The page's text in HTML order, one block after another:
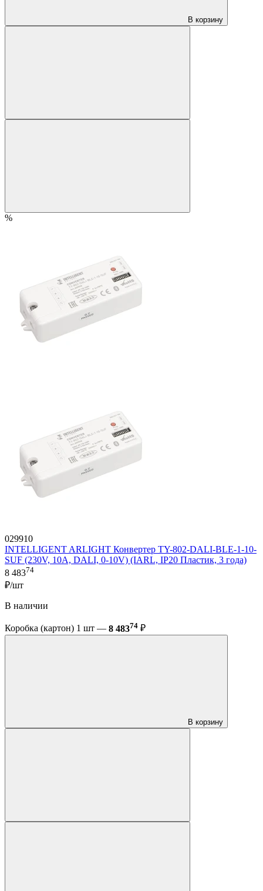
В корзину
%
029910
INTELLIGENT ARLIGHT Конвертер TY-802-DALI-BLE-1-10-
SUF (230V, 10A, DALI, 0-10V) (IARL, IP20 Пластик, 3 года)
8 48374
₽/шт
В наличии
Коробка (картон) 1 шт — 8 48374 ₽
В корзину